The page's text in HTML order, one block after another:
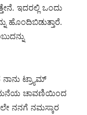
ಇದರಲ್ಲಿ ಒಂದು
ಹೊಂದಿಬಿಡುತ್ತಾರೆ.
ಟ್ರ್ಯಾಮ್
ಮನೆಯ ಚಾವಣಿಯಿಂದ
ನನಗೆ ನಮಸ್ಕಾರ